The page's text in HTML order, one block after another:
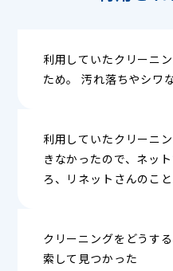
利用していたクリーニ
ため。 汚れ落ちやシワな
利用していたクリーニ
きなかったので、ネッ
ろ、リネットさんのこ
クリーニングをどうす
索して見つかった